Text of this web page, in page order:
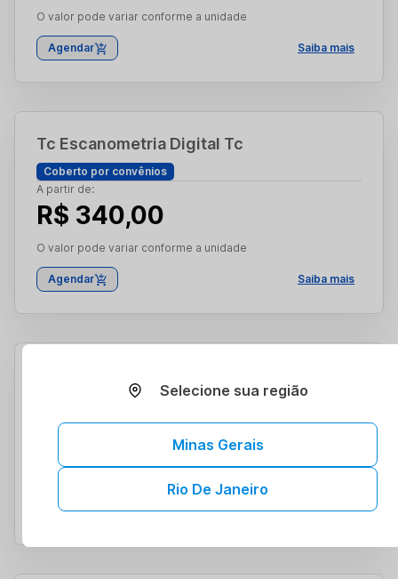
O valor pode variar conforme a unidade
Agendar Saiba mais
Tc Escanometria Digital Tc
Coberto por convênios
A partir de:
R$ 340,00
O valor pode variar conforme a unidade
Agendar Saiba mais
A partir de:
Agendar Saiba mais
Selecione sua região
Minas Gerais
Rio De Janeiro